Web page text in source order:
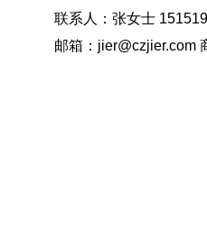
联系人：张女士
邮箱：jier@czjier.com